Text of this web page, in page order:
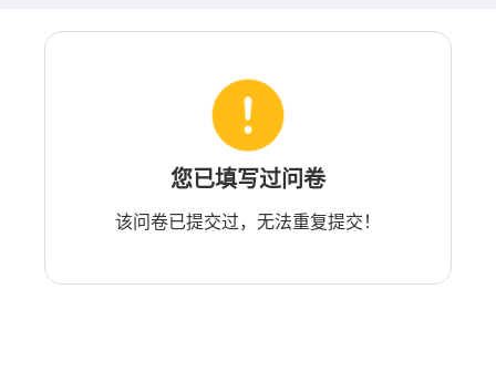
您已填写过问卷
该问卷已提交过，无法重复提交！